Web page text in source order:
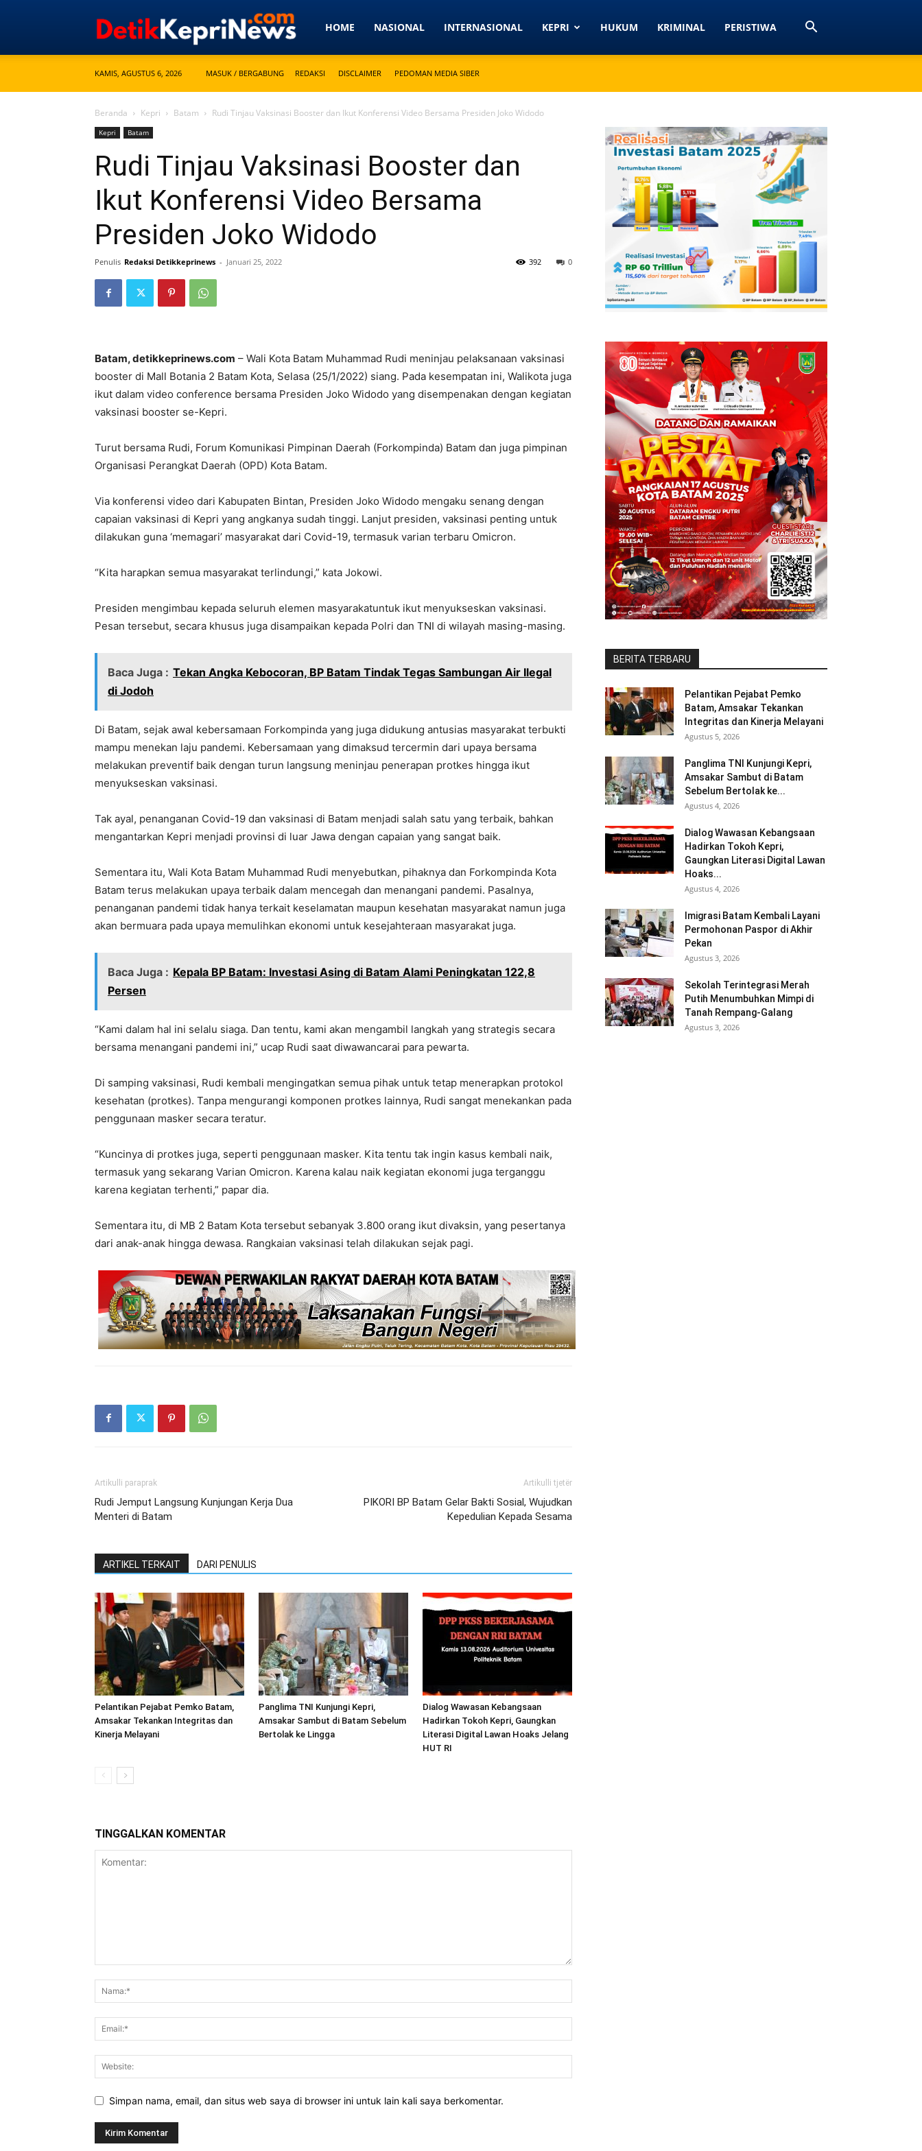
Detikkeprinews.com
HOME NASIONAL INTERNASIONAL KEPRI HUKUM KRIMINAL PERISTIWA
KAMIS, AGUSTUS 6, 2026 MASUK / BERGABUNG REDAKSI DISCLAIMER PEDOMAN MEDIA SIBER
Beranda Kepri Batam Rudi Tinjau Vaksinasi Booster dan Ikut Konferensi Video Bersama Presiden Joko Widodo
Kepri Batam
Rudi Tinjau Vaksinasi Booster dan
Ikut Konferensi Video Bersama
Presiden Joko Widodo
Penulis Redaksi Detikkeprinews - Januari 25, 2022 0
392
Batam, detikkeprinews.com – Wali Kota Batam Muhammad Rudi meninjau pelaksanaan vaksinasi
booster di Mall Botania 2 Batam Kota, Selasa (25/1/2022) siang. Pada kesempatan ini, Walikota juga
ikut dalam video conference bersama Presiden Joko Widodo yang disempenakan dengan kegiatan
vaksinasi booster se-Kepri.
Turut bersama Rudi, Forum Komunikasi Pimpinan Daerah (Forkompinda) Batam dan juga pimpinan
Organisasi Perangkat Daerah (OPD) Kota Batam.
Via konferensi video dari Kabupaten Bintan, Presiden Joko Widodo mengaku senang dengan
capaian vaksinasi di Kepri yang angkanya sudah tinggi. Lanjut presiden, vaksinasi penting untuk
dilakukan guna ‘memagari’ masyarakat dari Covid-19, termasuk varian terbaru Omicron.
“Kita harapkan semua masyarakat terlindungi,” kata Jokowi.
Presiden mengimbau kepada seluruh elemen masyarakatuntuk ikut menyukseskan vaksinasi.
Pesan tersebut, secara khusus juga disampaikan kepada Polri dan TNI di wilayah masing-masing.
Baca Juga : Tekan Angka Kebocoran, BP Batam Tindak Tegas Sambungan Air Ilegal
di Jodoh
Di Batam, sejak awal kebersamaan Forkompinda yang juga didukung antusias masyarakat terbukti
mampu menekan laju pandemi. Kebersamaan yang dimaksud tercermin dari upaya bersama
melakukan preventif baik dengan turun langsung meninjau penerapan protkes hingga ikut
menyukseskan vaksinasi.
Tak ayal, penanganan Covid-19 dan vaksinasi di Batam menjadi salah satu yang terbaik, bahkan
mengantarkan Kepri menjadi provinsi di luar Jawa dengan capaian yang sangat baik.
Sementara itu, Wali Kota Batam Muhammad Rudi menyebutkan, pihaknya dan Forkompinda Kota
Batam terus melakukan upaya terbaik dalam mencegah dan menangani pandemi. Pasalnya,
penanganan pandemi tidak hanya terkait keselamatan maupun kesehatan masyarakat namun juga
akan bermuara pada upaya memulihkan ekonomi untuk kesejahteraan masyarakat juga.
Baca Juga : Kepala BP Batam: Investasi Asing di Batam Alami Peningkatan 122,8
Persen
“Kami dalam hal ini selalu siaga. Dan tentu, kami akan mengambil langkah yang strategis secara
bersama menangani pandemi ini,” ucap Rudi saat diwawancarai para pewarta.
Di samping vaksinasi, Rudi kembali mengingatkan semua pihak untuk tetap menerapkan protokol
kesehatan (protkes). Tanpa mengurangi komponen protkes lainnya, Rudi sangat menekankan pada
penggunaan masker secara teratur.
“Kuncinya di protkes juga, seperti penggunaan masker. Kita tentu tak ingin kasus kembali naik,
termasuk yang sekarang Varian Omicron. Karena kalau naik kegiatan ekonomi juga terganggu
karena kegiatan terhenti,” papar dia.
Sementara itu, di MB 2 Batam Kota tersebut sebanyak 3.800 orang ikut divaksin, yang pesertanya
dari anak-anak hingga dewasa. Rangkaian vaksinasi telah dilakukan sejak pagi.
Artikulli paraprak
Rudi Jemput Langsung Kunjungan Kerja Dua
Menteri di Batam
Artikulli tjetër
PIKORI BP Batam Gelar Bakti Sosial, Wujudkan
Kepedulian Kepada Sesama
ARTIKEL TERKAIT DARI PENULIS
Pelantikan Pejabat Pemko Batam,
Amsakar Tekankan Integritas dan
Kinerja Melayani
Panglima TNI Kunjungi Kepri,
Amsakar Sambut di Batam Sebelum
Bertolak ke Lingga
Dialog Wawasan Kebangsaan
Hadirkan Tokoh Kepri, Gaungkan
Literasi Digital Lawan Hoaks Jelang
HUT RI
TINGGALKAN KOMENTAR
Simpan nama, email, dan situs web saya di browser ini untuk lain kali saya berkomentar.
BERITA TERBARU
Pelantikan Pejabat Pemko
Batam, Amsakar Tekankan
Integritas dan Kinerja Melayani
Agustus 5, 2026
Panglima TNI Kunjungi Kepri,
Amsakar Sambut di Batam
Sebelum Bertolak ke...
Agustus 4, 2026
Dialog Wawasan Kebangsaan
Hadirkan Tokoh Kepri,
Gaungkan Literasi Digital Lawan
Hoaks...
Agustus 4, 2026
Imigrasi Batam Kembali Layani
Permohonan Paspor di Akhir
Pekan
Agustus 3, 2026
Sekolah Terintegrasi Merah
Putih Menumbuhkan Mimpi di
Tanah Rempang-Galang
Agustus 3, 2026